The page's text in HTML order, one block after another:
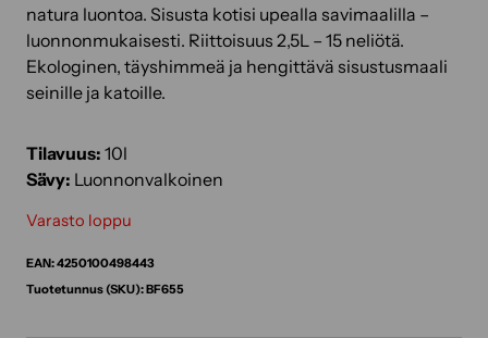
natura luontoa. Sisusta kotisi upealla savimaalilla –
luonnonmukaisesti. Riittoisuus 2,5L – 15 neliötä.
Ekologinen, täyshimmeä ja hengittävä sisustusmaali
seinille ja katoille.
Tilavuus: 10l
Sävy: Luonnonvalkoinen
Varasto loppu
EAN:4250100498443
Tuotetunnus (SKU):BF655